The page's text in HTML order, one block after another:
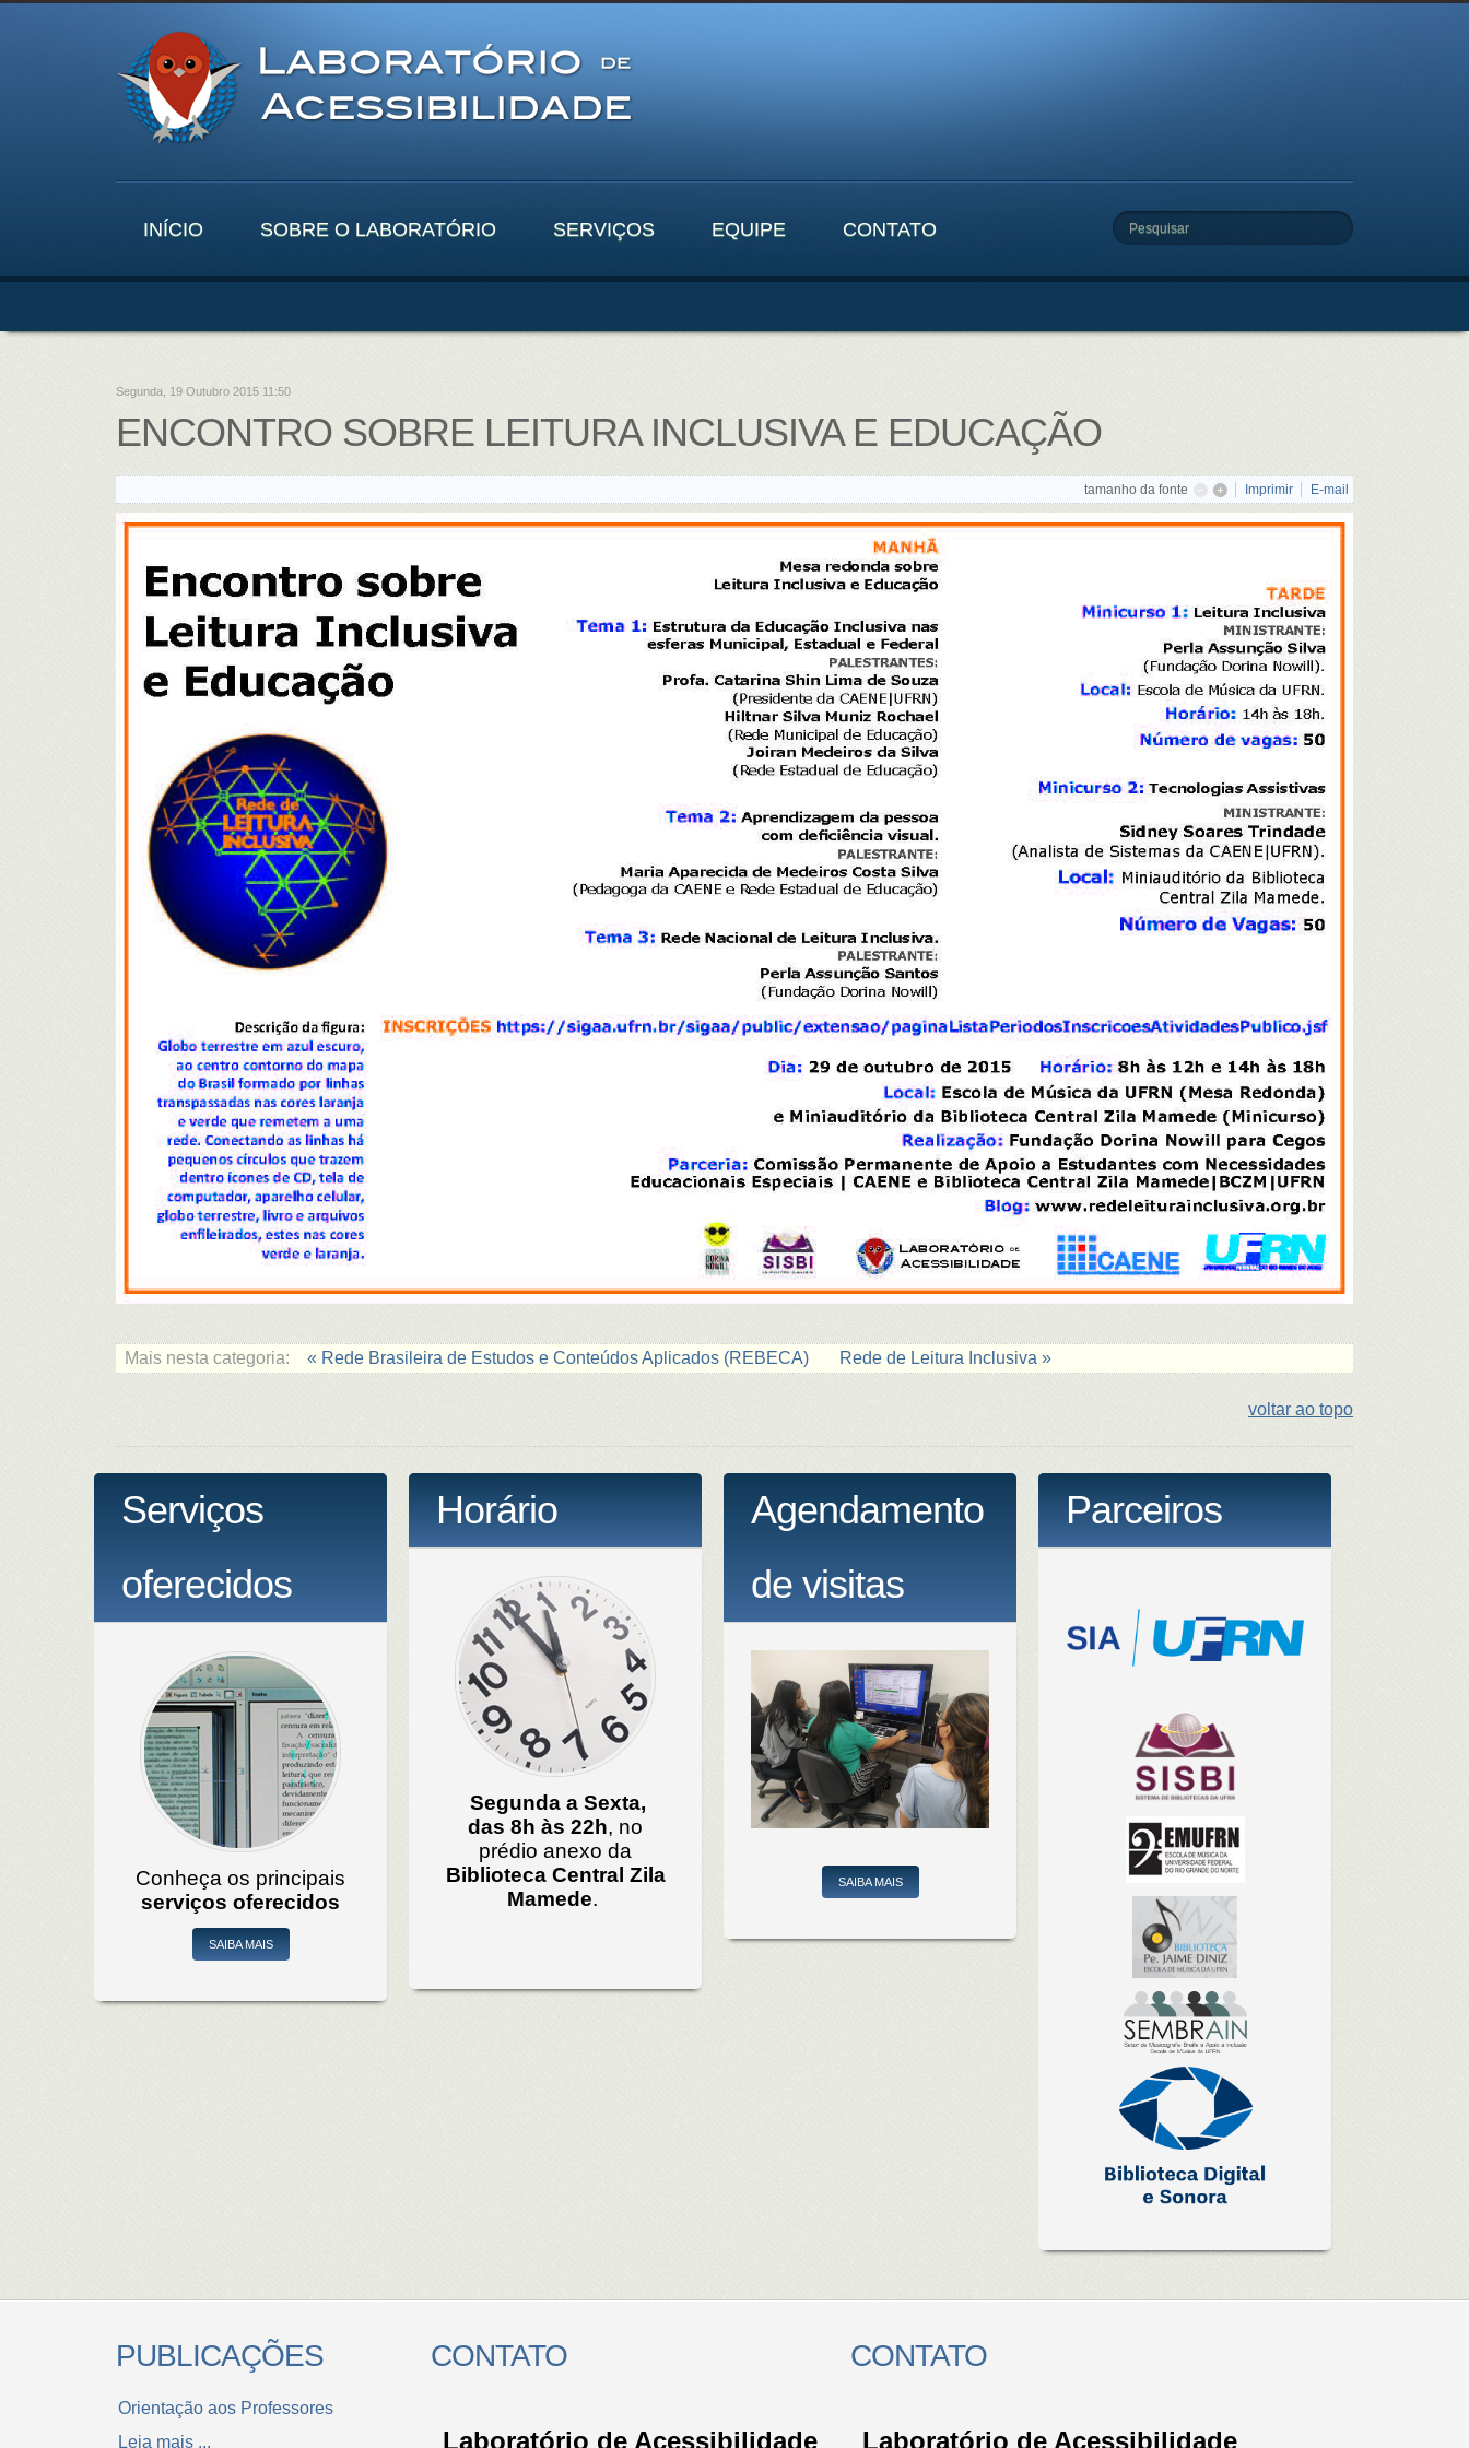
INÍCIO SOBRE O LABORATÓRIO SERVIÇOS EQUIPE CONTATO
Segunda, 19 Outubro 2015 11:50
ENCONTRO SOBRE LEITURA INCLUSIVA E EDUCAÇÃO
tamanho da fonte Imprimir E-mail
Mais nesta categoria: « Rede Brasileira de Estudos e Conteúdos Aplicados (REBECA) Rede de Leitura Inclusiva »
voltar ao topo
Serviços
oferecidos
Conheça os principais
serviços oferecidos
SAIBA MAIS
Horário
Segunda a Sexta,
das 8h às 22h, no
prédio anexo da
Biblioteca Central Zila
Mamede.
Agendamento
de visitas
SAIBA MAIS
Parceiros
PUBLICAÇÕES
Orientação aos Professores
Leia mais ...
CONTATO
Laboratório de Acessibilidade
CONTATO
Laboratório de Acessibilidade